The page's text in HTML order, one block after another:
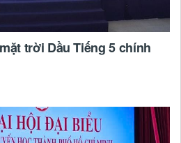
trời Dầu Tiếng 5 chính